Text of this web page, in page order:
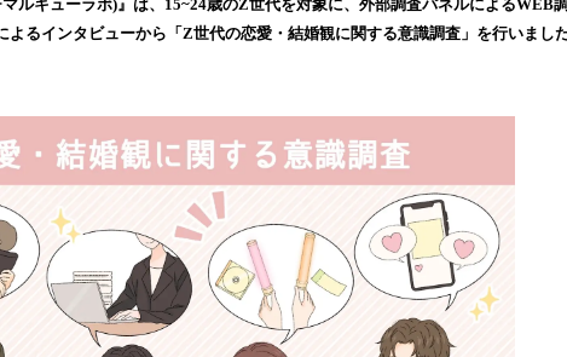
数
を
込
み
中
で
マルキューラボ)』は、15~24歳のZ世代を対象に、外部調査パネルによるWEB
よるインタビューから「Z世代の恋愛・結婚観に関する意識調査」を行いました